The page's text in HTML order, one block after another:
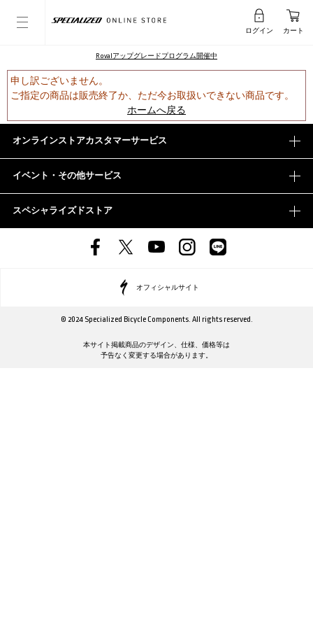
ログイン カート
Rovalアップグレードプログラム開催中
申し訳ございません。
ご指定の商品は販売終了か、ただ今お取扱いできない商品です。
ホームへ戻る
オンラインストアカスタマーサービス
イベント・その他サービス
スペシャライズドストア
オフィシャルサイト
© 2024 Specialized Bicycle Components. All rights reserved.
本サイト掲載商品のデザイン、仕様、価格等は
予告なく変更する場合があります。